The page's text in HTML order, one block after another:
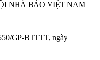
NHÀ BÁO VIỆT NAM
GP-BTTTT, ngày